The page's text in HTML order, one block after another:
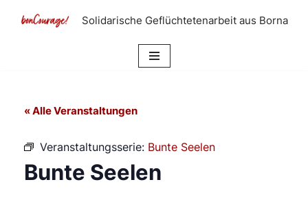
Solidarische Geflüchtetenarbeit aus Borna
« Alle Veranstaltungen
Veranstaltungsserie: Bunte Seelen
Bunte Seelen